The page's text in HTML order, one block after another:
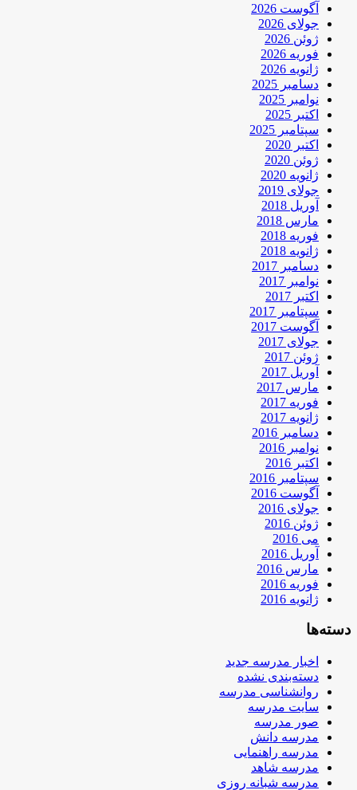
آگوست 2026
جولای 2026
ژوئن 2026
فوریه 2026
ژانویه 2026
دسامبر 2025
نوامبر 2025
اکتبر 2025
سپتامبر 2025
اکتبر 2020
ژوئن 2020
ژانویه 2020
جولای 2019
آوریل 2018
مارس 2018
فوریه 2018
ژانویه 2018
دسامبر 2017
نوامبر 2017
اکتبر 2017
سپتامبر 2017
آگوست 2017
جولای 2017
ژوئن 2017
آوریل 2017
مارس 2017
فوریه 2017
ژانویه 2017
دسامبر 2016
نوامبر 2016
اکتبر 2016
سپتامبر 2016
آگوست 2016
جولای 2016
ژوئن 2016
می 2016
آوریل 2016
مارس 2016
فوریه 2016
ژانویه 2016
دسته‌ها
اخبار مدرسه جدید
دسته‌بندی نشده
روانشناسی مدرسه
سایت مدرسه
صور مدرسه
مدرسه دانش
مدرسه راهنمایی
مدرسه شاهد
مدرسه شبانه روزی